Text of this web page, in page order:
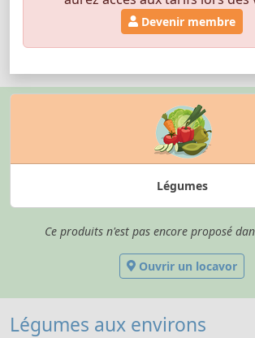
Devenir membre
Légumes
Ce produits n'est pas encore proposé
Ouvrir un locavor
Légumes aux environs